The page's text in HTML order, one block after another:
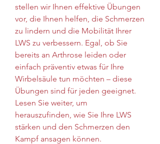
stellen wir Ihnen effektive Übungen
vor, die Ihnen helfen, die Schmerzen
zu lindern und die Mobilität Ihrer
LWS zu verbessern. Egal, ob Sie
bereits an Arthrose leiden oder
einfach präventiv etwas für Ihre
Wirbelsäule tun möchten – diese
Übungen sind für jeden geeignet.
Lesen Sie weiter, um
herauszufinden, wie Sie Ihre LWS
stärken und den Schmerzen den
Kampf ansagen können.